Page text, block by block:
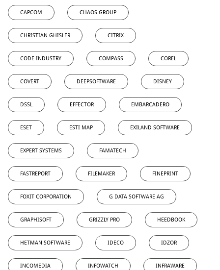
CAPCOM CHAOS GROUP
CHRISTIAN GHISLER CITRIX
CODE INDUSTRY COMPASS COREL
COVERT DEEPSOFTWARE DISNEY
DSSL EFFECTOR EMBARCADERO
ESET ESTI MAP EXILAND SOFTWARE
EXPERT SYSTEMS FAMATECH
FASTREPORT FILEMAKER FINEPRINT
FOXIT CORPORATION G DATA SOFTWARE AG
GRAPHISOFT GRIZZLY PRO HEEDBOOK
HETMAN SOFTWARE IDECO IDZOR
INCOMEDIA INFOWATCH INFRAWARE